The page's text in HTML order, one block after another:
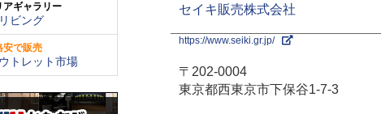
アギャラリー
ビング
安で販売
トレット市場
セイキ販売株式会社
https://www.seiki.gr.jp/
〒202-0004
東京都西東京市下保谷1-7-3